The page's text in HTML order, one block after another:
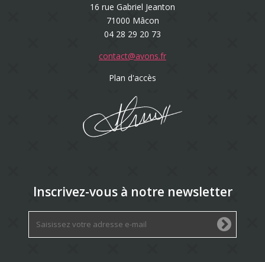
16 rue Gabriel Jeanton
71000 Mâcon
04 28 29 20 73
contact@avons.fr
Plan d'accès
Inscrivez-vous à notre newsletter